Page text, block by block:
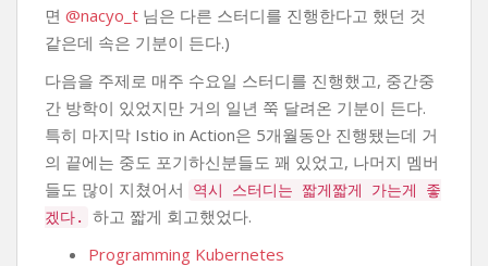
면 @nacyo_t 님은 다른 스터디를 진행한다고 했던 것
같은데 속은 기분이 든다.)
다음을 주제로 매주 수요일 스터디를 진행했고, 중간중
간 방학이 있었지만 거의 일년 쭉 달려온 기분이 든다.
특히 마지막 Istio in Action은 5개월동안 진행됐는데 거
의 끝에는 중도 포기하신분들도 꽤 있었고, 나머지 멤버
들도 많이 지쳤어서
역시 스터디는 짧게짧게 가는게 좋
겠다.
하고 짧게 회고했었다.
Programming Kubernetes